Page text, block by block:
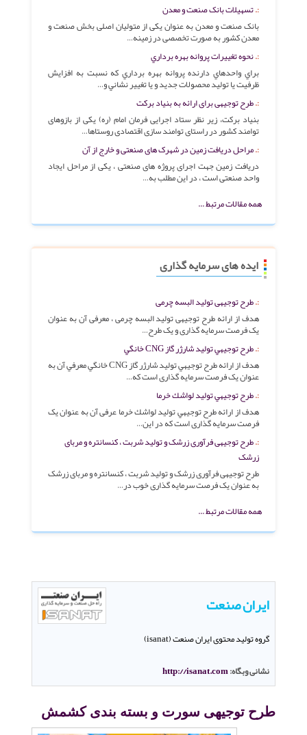
تسهیلات بانک صنعت و معدن
بانک صنعت و معدن به عنوان یکی از متولیان اصلی بخش صنعت و
معدن کشور به صورت تخصصی در زمینه…
نحوه تغييرات پروانه بهره برداري
براي واحدهاي دارنده پروانه بهره برداري كه نسبت به افزايش
ظرفيت يا توليد محصولات جديد و يا تغيير نشاني و…
طرح توجیهی برای ارائه به بنیاد برکت
بنیاد برکت، زیر نظر ستاد اجرایی فرمان امام (ره) یکی از بازوهای
توامند کشور در راستای توامند سازی اقتصادی روستاها…
مراحل دریافت زمین در شهرک های صنعتی و خارج از آن
دریافت زمین جهت اجرای پروژه های صنعتی ، یکی از مراحل ایجاد
واحد صنعتی است ، در این مطلب به…
همه مقالات مرتبط ...
ایده های سرمایه گذاری
طرح توجیهی تولید البسه چرمی
هدف از ارائه طرح توجیهی تولید البسه چرمی ، معرفی آن به عنوان
یک فرصت سرمایه گذاری و یک طرح…
طرح توجيهي تولید شارژر گاز CNG خانگي
هدف از ارائه طرح توجيهي توليد شارژر گاز CNG خانگي معرفي آن به
عنوان یک فرصت سرمایه گذاری است که…
طرح توجيهي توليد لواشك خرما
هدف از ارائه طرح توجيهي توليد لواشك خرما عرفی آن به عنوان یک
فرصت سرمایه گذاری است که در این…
طرح توجیهی فرآوری زرشک و تولید شربت ، کنسانتره و مربای
زرشک
طرح توجیهی فرآوری زرشک و تولید شربت ، کنسانتره و مربای زرشک
به عنوان یک فرصت سرمایه گذاری خوب در…
همه مقالات مرتبط ...
ایران صنعت
گروه تولید محتوی ایران صنعت (isanat)
نشانی وبگاه:http://isanat.com
طرح توجیهی سورت و بسته بندی کشمش